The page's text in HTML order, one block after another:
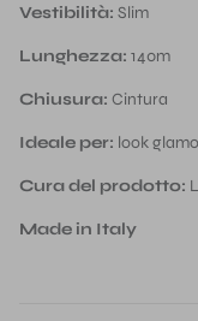
Vestibilità: Slim
Lunghezza: 140m
Chiusura: Cintura
Ideale per: look
Cura del prodotto:
Made in Italy